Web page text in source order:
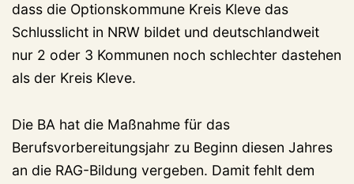
dass die Optionskommune Kreis Kleve das
Schlusslicht in NRW bildet und deutschlandweit
nur 2 oder 3 Kommunen noch schlechter dastehen
als der Kreis Kleve.
Die BA hat die Maßnahme für das
Berufsvorbereitungsjahr zu Beginn diesen Jahres
an die RAG-Bildung vergeben. Damit fehlt dem